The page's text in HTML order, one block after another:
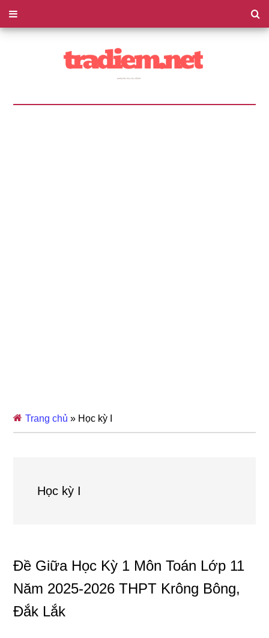
Trang chủ » Học kỳ I
Học kỳ I
Đề Giữa Học Kỳ 1 Môn Toán Lớp 11
Năm 2025-2026 THPT Krông Bông,
Đắk Lắk